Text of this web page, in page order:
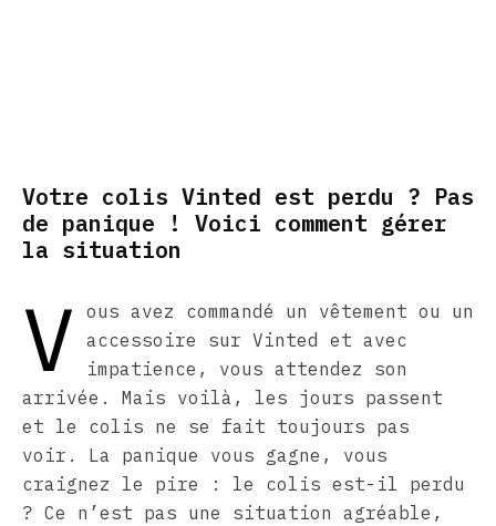
Votre colis Vinted est perdu ? Pas
de panique ! Voici comment gérer
la situation
V
ous avez commandé un vêtement ou un
accessoire sur Vinted et avec
impatience, vous attendez son
arrivée. Mais voilà, les jours passent
et le colis ne se fait toujours pas
voir. La panique vous gagne, vous
craignez le pire : le colis est-il perdu
? Ce n’est pas une situation agréable,